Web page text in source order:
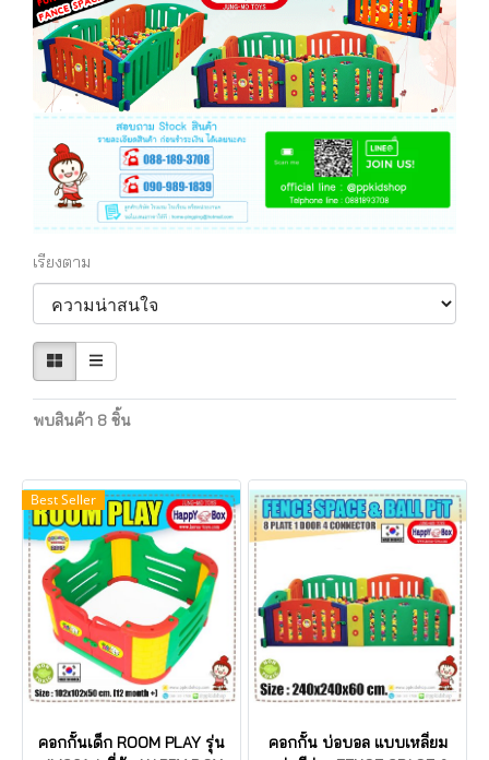
เรียงตาม
พบสินค้า 8 ชิ้น
Best Seller
คอกกั้นเด็ก ROOM PLAY รุ่น
คอกกั้น บ่อบอล แบบเหลี่ยม